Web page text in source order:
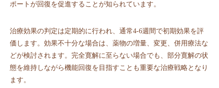
ポートが回復を促進することが知られています。
治療効果の判定は定期的に行われ、通常4-6週間で初期効果を評
価します。効果不十分な場合は、薬物の増量、変更、併用療法な
どが検討されます。完全寛解に至らない場合でも、部分寛解の状
態を維持しながら機能回復を目指すことも重要な治療戦略となり
ます。